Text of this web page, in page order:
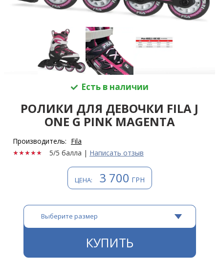
Есть в наличии
РОЛИКИ ДЛЯ ДЕВОЧКИ FILA J
ONE G PINK MAGENTA
Производитель: Fila
5/5 балла | Написать отзыв
ЦЕНА: 3 700 ГРН
Выберите размер
КУПИТЬ